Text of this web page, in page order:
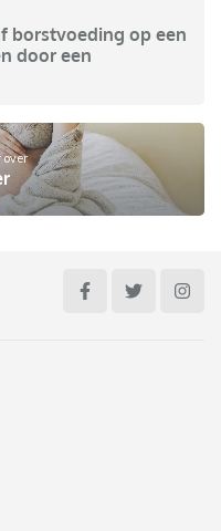
borstvoeding op een
door een
over